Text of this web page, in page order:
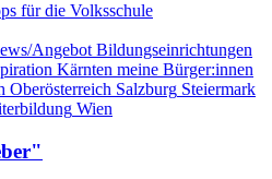
für die Volksschule
Angebot Bildungseinrichtungen
Kärnten meine Bürger:innen
Oberösterreich Salzburg Steiermark
Wien